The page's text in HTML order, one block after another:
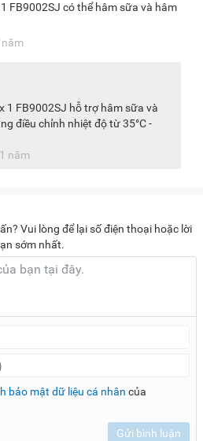
FB9002SJ có thể hâm sữa và hâm
năm
1 FB9002SJ hỗ trợ hâm sữa và
điều chỉnh nhiệt độ từ 35°C -
1 năm
Vui lòng để lại số điện thoại hoặc lời
sớm nhất.
bảo mật dữ liệu cá nhân của
Gửi bình luận